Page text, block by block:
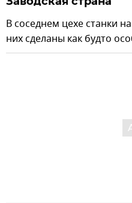
В соседнем цехе станки
них сделаны как будто